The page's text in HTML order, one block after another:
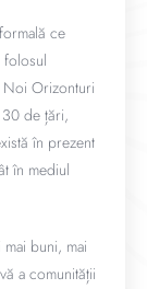
ce
folosul
Noi Orizonturi
de țări,
în prezent
în mediul
buni, mai
a comunității